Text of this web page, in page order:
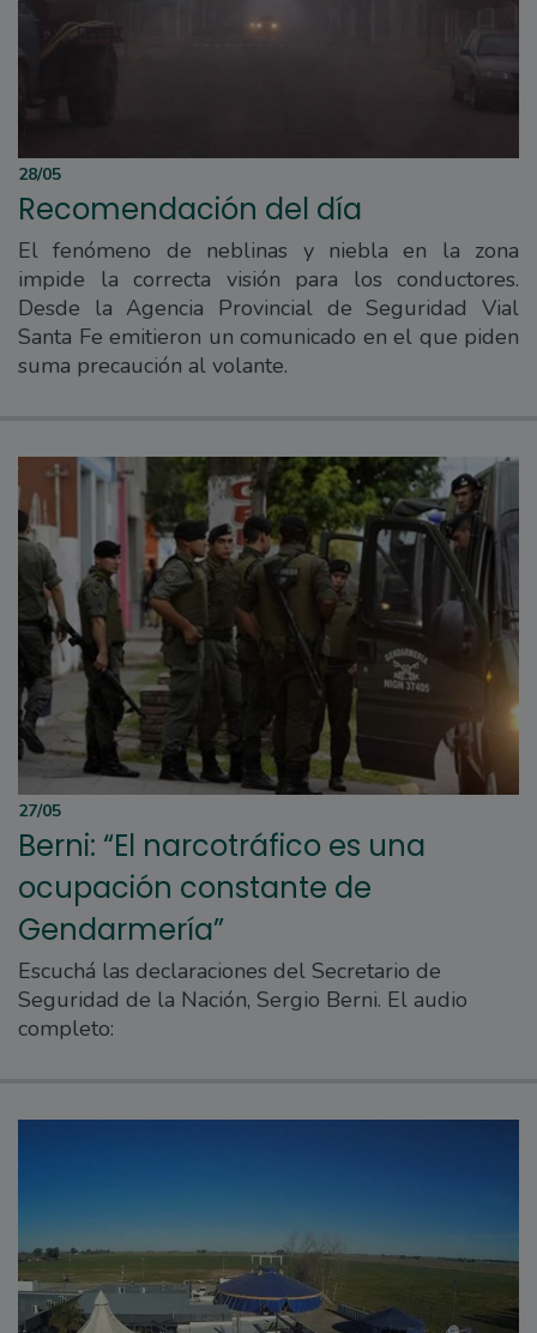
28/05
Recomendación del día
El fenómeno de neblinas y niebla en la zona
impide la correcta visión para los conductores.
Desde la Agencia Provincial de Seguridad Vial
Santa Fe emitieron un comunicado en el que piden
suma precaución al volante.
27/05
Berni: “El narcotráfico es una
ocupación constante de
Gendarmería”
Escuchá las declaraciones del Secretario de
Seguridad de la Nación, Sergio Berni. El audio
completo: